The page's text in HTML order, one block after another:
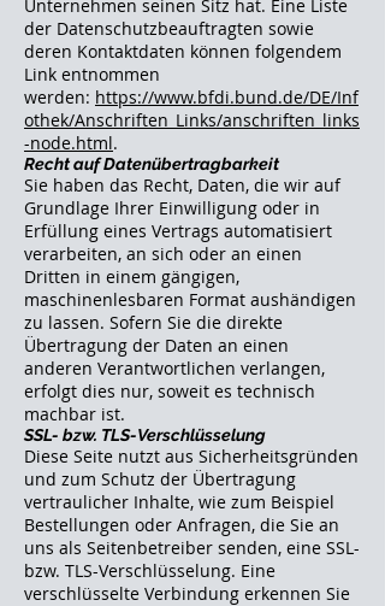
Unternehmen seinen Sitz hat. Eine Liste
der Datenschutzbeauftragten sowie
deren Kontaktdaten können folgendem
Link entnommen
werden: https://www.bfdi.bund.de/DE/Inf
othek/Anschriften_Links/anschriften_links
-node.html.
Recht auf Datenübertragbarkeit
Sie haben das Recht, Daten, die wir auf
Grundlage Ihrer Einwilligung oder in
Erfüllung eines Vertrags automatisiert
verarbeiten, an sich oder an einen
Dritten in einem gängigen,
maschinenlesbaren Format aushändigen
zu lassen. Sofern Sie die direkte
Übertragung der Daten an einen
anderen Verantwortlichen verlangen,
erfolgt dies nur, soweit es technisch
machbar ist.
SSL- bzw. TLS-Verschlüsselung
Diese Seite nutzt aus Sicherheitsgründen
und zum Schutz der Übertragung
vertraulicher Inhalte, wie zum Beispiel
Bestellungen oder Anfragen, die Sie an
uns als Seitenbetreiber senden, eine SSL-
bzw. TLS-Verschlüsselung. Eine
verschlüsselte Verbindung erkennen Sie